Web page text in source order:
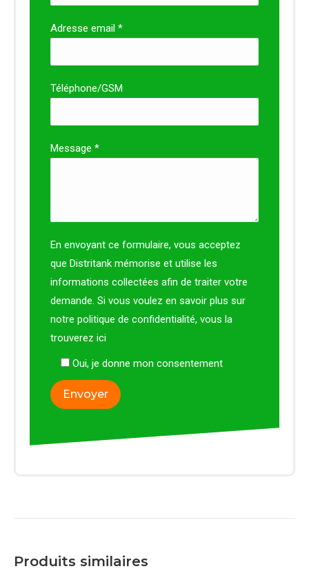
Adresse email *
Téléphone/GSM
Message *
En envoyant ce formulaire, vous acceptez
que Distritank mémorise et utilise les
informations collectées afin de traiter votre
demande. Si vous voulez en savoir plus sur
notre politique de confidentialité, vous la
trouverez ici
Oui, je donne mon consentement
Produits similaires